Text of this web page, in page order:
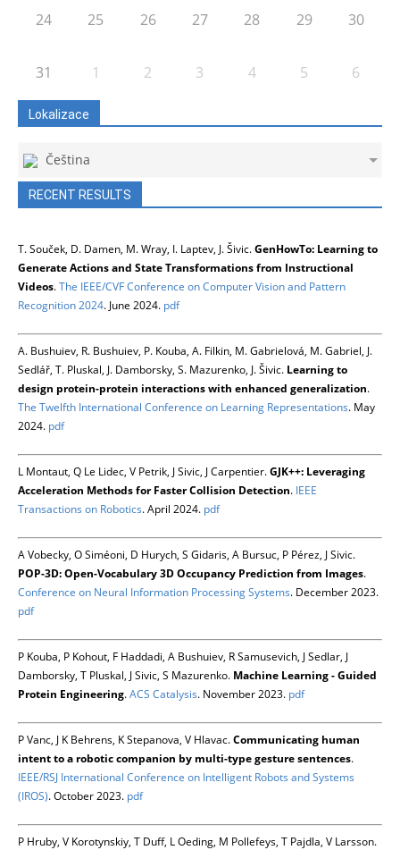
24 25 26 27 28 29 30
31 1 2 3 4 5 6
Lokalizace
Čeština
RECENT RESULTS
T. Souček, D. Damen, M. Wray, I. Laptev, J. Šivic.GenHowTo: Learning to
Generate Actions and State Transformations from Instructional
Videos.The IEEE/CVF Conference on Computer Vision and Pattern
Recognition 2024. June 2024. pdf
A. Bushuiev, R. Bushuiev, P. Kouba, A. Filkin, M. Gabrielová, M. Gabriel, J.
Sedlář, T. Pluskal, J. Damborsky, S. Mazurenko, J. Šivic. Learning to
design protein-protein interactions with enhanced generalization.
The Twelfth International Conference on Learning Representations. May
2024. pdf
L Montaut, Q Le Lidec, V Petrik, J Sivic, J Carpentier.GJK++: Leveraging
Acceleration Methods for Faster Collision Detection. IEEE
Transactions on Robotics. April 2024. pdf
A Vobecky, O Siméoni, D Hurych, S Gidaris, A Bursuc, P Pérez, J Sivic.
POP-3D: Open-Vocabulary 3D Occupancy Prediction from Images.
Conference on Neural Information Processing Systems. December 2023.
pdf
P Kouba, P Kohout, F Haddadi, A Bushuiev, R Samusevich, J Sedlar, J
Damborsky, T Pluskal, J Sivic, S Mazurenko. Machine Learning - Guided
Protein Engineering.ACS Catalysis. November 2023. pdf
P Vanc, J K Behrens, K Stepanova, V Hlavac.Communicating human
intent to a robotic companion by multi-type gesture sentences.
IEEE/RSJ International Conference on Intelligent Robots and Systems
(IROS). October 2023. pdf
P Hruby, V Korotynskiy, T Duff, L Oeding, M Pollefeys, T Pajdla, V Larsson.